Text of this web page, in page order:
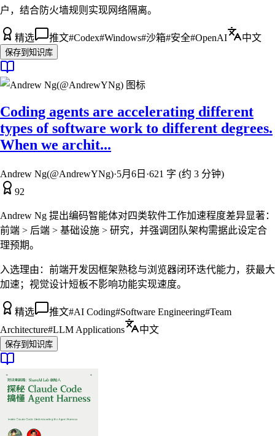
户，结合防火墙规则实现网络隔离。
精选 推文#Codex#Windows#沙箱#安全#OpenAI 中文
保存到知识库
Coding agents are accelerating different
types of software work to different degrees.
When we archit...
Andrew Ng(@AndrewYNg)·5月6日 ·621 字 (约 3 分钟)
92
Andrew Ng 提出编码智能体对四类软件工作加速程度差异显著：
前端 > 后端 > 基础设施 > 研究，并强调团队架构需据此设定合
理预期。
入选理由： 前端开发因框架熟稔与浏览器闭环迭代能力，获最大
加速；视觉设计短板不影响功能实现速度。
精选 推文#AI Coding#Software Engineering#Team
Architecture#LLM Applications 中文
保存到知识库